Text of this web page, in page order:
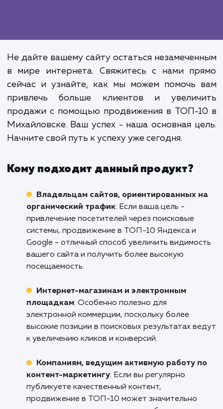
усилий. Но важно понимать, что
просто вложение ресурсов.
инвестиция в будущее вашего
которая принесет вам
долгосрочные выгоды,
брендового признания и
вашего присутствия в интернете.
Не дайте вашему сайту остаться
сейчас и узнайте, как мы можем помочь
привлечь больше клиентов и
продажи с помощью продвижения в ТОП-
Михайловске. Ваш успех - наша основная
Кому подходит данный продукт?